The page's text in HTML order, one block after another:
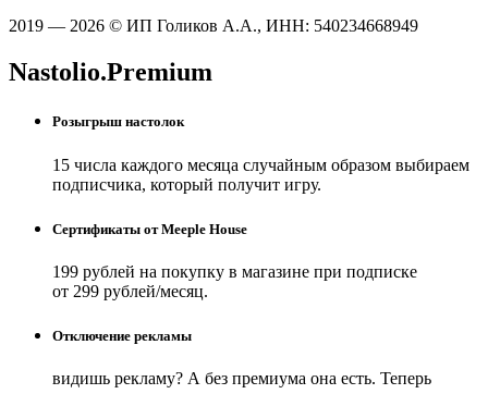
2019 — 2026 © ИП Голиков А.А., ИНН: 540234668949
Nastolio.Premium
Розыгрыш настолок
15 числа каждого месяца случайным образом выбираем
подписчика, который получит игру.
Сертификаты от Meeple House
199 рублей на покупку в магазине при подписке
от 299 рублей/месяц.
Отключение рекламы
видишь рекламу? А без премиума она есть. Теперь